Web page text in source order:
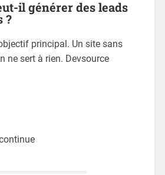
il générer des leads
?
principal. Un site sans
ne sert à rien. Devsource